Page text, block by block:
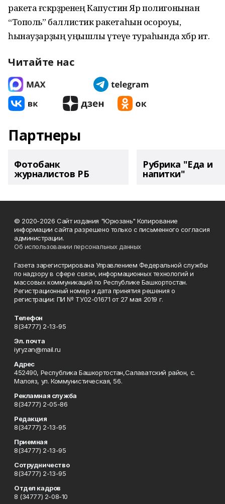
ракета ғәскәрҙәренең Капустин Яр полигонынан
“Тополь” баллистик ракетаһын осороуы,
һынауҙарҙың уңышлы үтеүе тураһында хәбәр итә.
Читайте нас
Партнеры
Фотобанк
журналистов РБ
Рубрика "Еда и
напитки"
© 2020-2026 Сайт издания "Юрюзань" Копирование
информации сайта разрешено только с письменного согласия
администрации.
Об использовании персональных данных
Газета зарегистрирована Управлением Федеральной службы
по надзору в сфере связи, информационных технологий и
массовых коммуникаций по Республике Башкортостан.
Регистрационный номер и дата принятия решения о
регистрации: ПИ № ТУ02-01671 от 27 мая 2019 г.
Телефон
8(34777) 2-13-95
Эл. почта
iyryzan@mail.ru
Адрес
452490, Республика Башкортостан,Салаватский район, с.
Малояз, ул. Коммунистическая, 56.
Рекламная служба
8(34777) 2-05-86
Редакция
8(34777) 2-13-95
Приемная
8(34777) 2-13-95
Сотрудничество
8(34777) 2-13-95
Отдел кадров
8 (34777) 2-08-10